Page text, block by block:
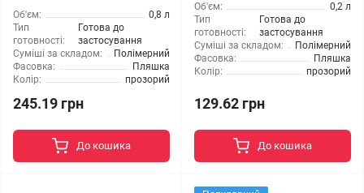
Об'єм:
0,8 л
Тип
готовності:
Готова до
застосування
Суміші за складом:
Полімерний
Фасовка:
Пляшка
Колір:
прозорий
245.19 грн
До кошика
Об'єм:
0,2 л
Тип
готовності:
Готова до
застосування
Суміші за складом:
Полімерний
Фасовка:
Пляшка
Колір:
прозорий
129.62 грн
До кошика